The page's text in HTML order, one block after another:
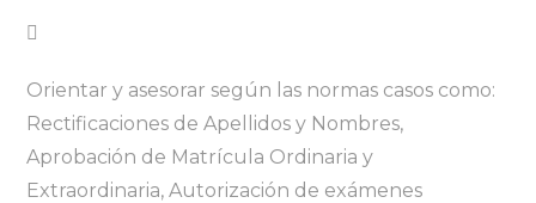
Orientar y asesorar según las normas casos como:
Rectificaciones de Apellidos y Nombres,
Aprobación de Matrícula Ordinaria y
Extraordinaria, Autorización de exámenes